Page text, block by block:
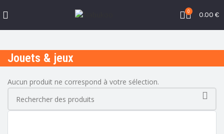
0 0.00 €
Jouets & jeux
Aucun produit ne correspond à votre sélection.